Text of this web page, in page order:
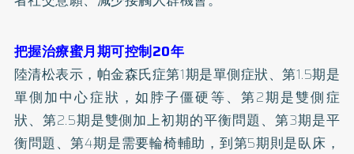
把握治療蜜月期可控制20年
陸清松表示，帕金森氏症第1期是單側症狀、第1.5期是
單側加中心症狀，如脖子僵硬等、第2期是雙側症
狀、第2.5期是雙側加上初期的平衡問題、第3期是平
衡問題、第4期是需要輪椅輔助，到第5期則是臥床，